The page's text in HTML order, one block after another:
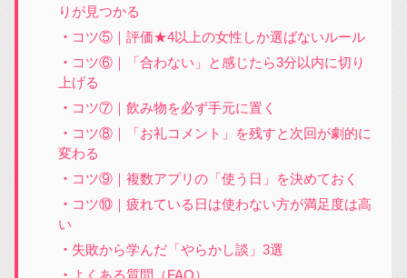
りが見つかる
コツ⑤｜評価★4以上の女性しか選ばないルール
コツ⑥｜「合わない」と感じたら3分以内に切り
上げる
コツ⑦｜飲み物を必ず手元に置く
コツ⑧｜「お礼コメント」を残すと次回が劇的に
変わる
コツ⑨｜複数アプリの「使う日」を決めておく
コツ⑩｜疲れている日は使わない方が満足度は高
い
失敗から学んだ「やらかし談」3選
よくある質問（FAQ）